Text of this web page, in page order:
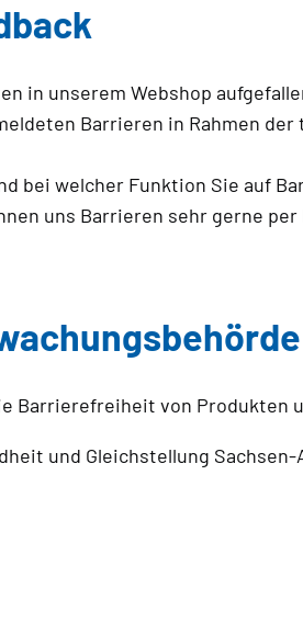
in unserem Webshop
Barrieren in Rahmen
bei welcher Funktion Sie auf
uns Barrieren sehr gerne per
Barrierefreiheit von Produkten
und Gleichstellung Sachsen-